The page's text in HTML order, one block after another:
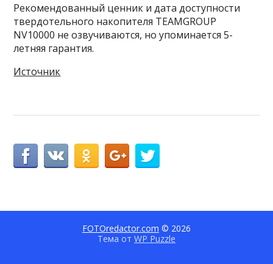
Рекомендованный ценник и дата доступности
твердотельного накопителя TEAMGROUP
NV10000 не озвучиваются, но упоминается 5-
летняя гарантия.
Источник
FOTOredactor.com © 2026
Тема от WP Puzzle